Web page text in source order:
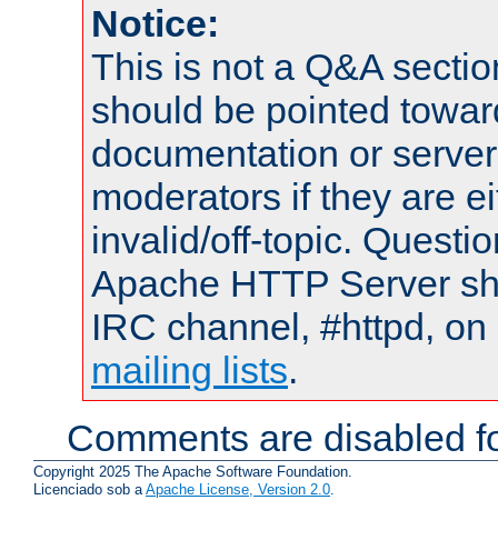
Notice:
This is not a Q&A
should be pointed
documentation or
moderators if they are
invalid/off-topic.
Apache HTTP Server
IRC channel, #httpd,
mailing lists.
Comments are disabled
Copyright 2025 The Apache Software Foundation.
Licenciado sob aApache License, Version 2.0.